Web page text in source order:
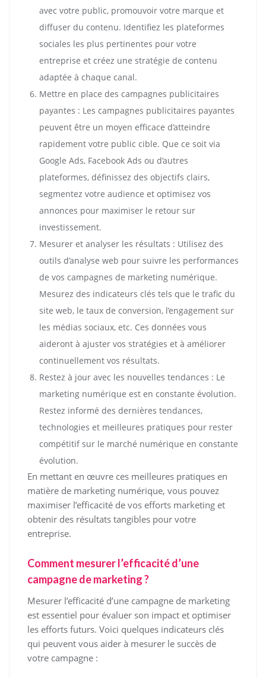
avec votre public, promouvoir votre marque et
diffuser du contenu. Identifiez les plateformes
sociales les plus pertinentes pour votre
entreprise et créez une stratégie de contenu
adaptée à chaque canal.
Mettre en place des campagnes publicitaires
payantes : Les campagnes publicitaires payantes
peuvent être un moyen efficace d’atteindre
rapidement votre public cible. Que ce soit via
Google Ads, Facebook Ads ou d’autres
plateformes, définissez des objectifs clairs,
segmentez votre audience et optimisez vos
annonces pour maximiser le retour sur
investissement.
Mesurer et analyser les résultats : Utilisez des
outils d’analyse web pour suivre les performances
de vos campagnes de marketing numérique.
Mesurez des indicateurs clés tels que le trafic du
site web, le taux de conversion, l’engagement sur
les médias sociaux, etc. Ces données vous
aideront à ajuster vos stratégies et à améliorer
continuellement vos résultats.
Restez à jour avec les nouvelles tendances : Le
marketing numérique est en constante évolution.
Restez informé des dernières tendances,
technologies et meilleures pratiques pour rester
compétitif sur le marché numérique en constante
évolution.
En mettant en œuvre ces meilleures pratiques en
matière de marketing numérique, vous pouvez
maximiser l’efficacité de vos efforts marketing et
obtenir des résultats tangibles pour votre
entreprise.
Comment mesurer l’efficacité d’une
campagne de marketing ?
Mesurer l’efficacité d’une campagne de marketing
est essentiel pour évaluer son impact et optimiser
les efforts futurs. Voici quelques indicateurs clés
qui peuvent vous aider à mesurer le succès de
votre campagne :